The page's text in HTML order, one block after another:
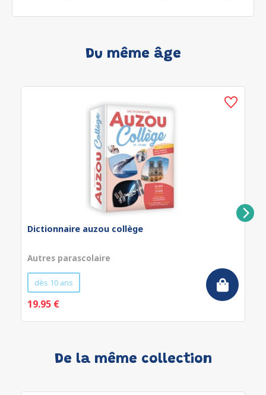
Du même âge
Dictionnaire auzou collège
Autres parascolaire
dès 10 ans
19.95 €
De la même collection